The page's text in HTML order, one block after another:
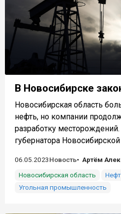
В Новосибирске
Новосибирская область
нефть, но компании
разработку месторождений.
губернатора Новосибирской
06.05.2023Новость
Артём
Новосибирская область
Угольная промышленность